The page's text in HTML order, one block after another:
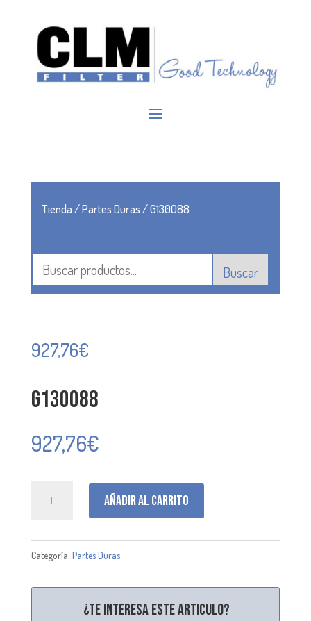
Tienda/Partes Duras/ G130088
Buscar
927,76€
G130088
927,76€
Añadir al carrito
Categoría: Partes Duras
¿Te interesa este articulo?